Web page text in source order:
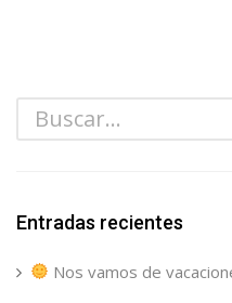
Entradas recientes
Nos vamos de